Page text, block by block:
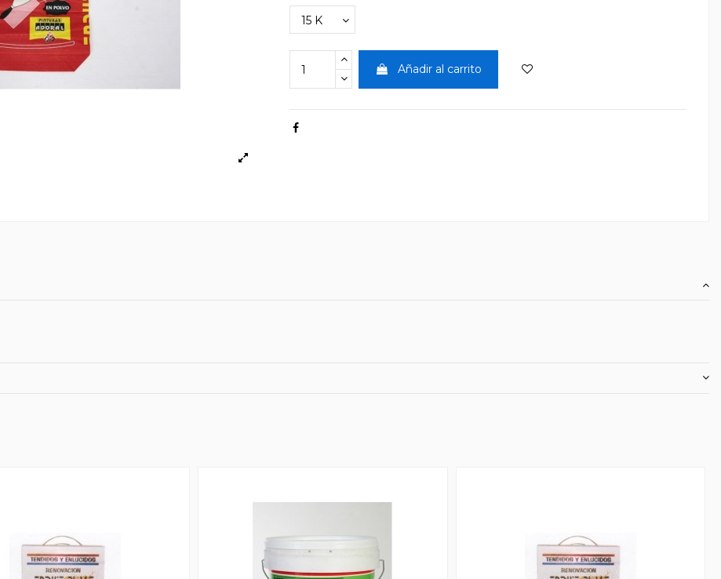
Añadir al carrito